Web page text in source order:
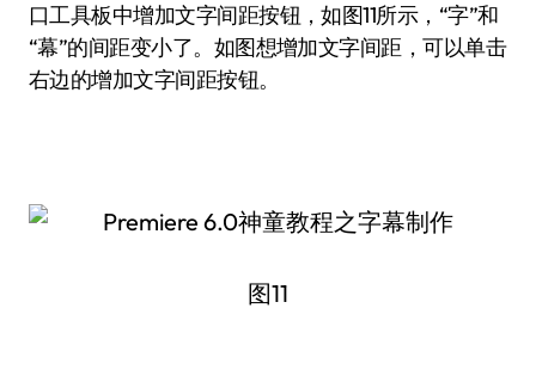
口工具板中增加文字间距按钮，如图11所示，“字”和
“幕”的间距变小了。如图想增加文字间距，可以单击
右边的增加文字间距按钮。
图11